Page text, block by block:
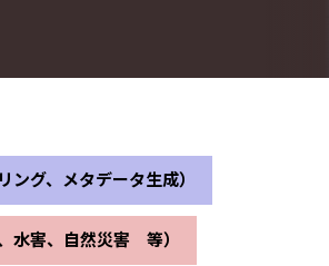
グ、メタデータ生成）
水害、自然災害 等）